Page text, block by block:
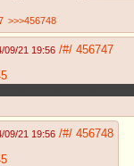
>>>456748
09/21 19:56 /#/ 456747
09/21 19:56 /#/ 456748